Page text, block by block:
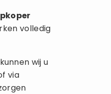
volledig
wij u
via